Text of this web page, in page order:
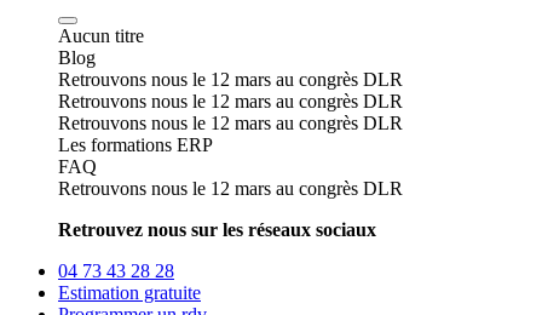
Aucun titre
Blog
Retrouvons nous le 12 mars au congrès DLR
Retrouvons nous le 12 mars au congrès DLR
Retrouvons nous le 12 mars au congrès DLR
Les formations ERP
FAQ
Retrouvons nous le 12 mars au congrès DLR
Retrouvez nous sur les réseaux sociaux
04 73 43 28 28
Estimation gratuite